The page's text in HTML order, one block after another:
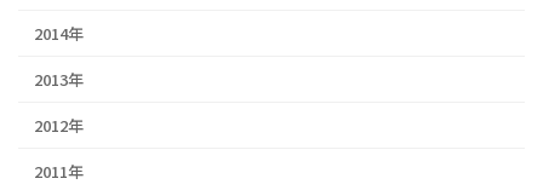
2014年
2013年
2012年
2011年